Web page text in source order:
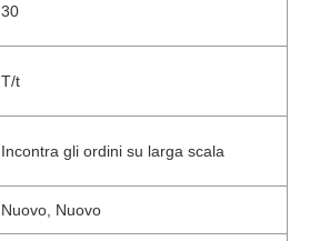
30
T/t
Incontra gli ordini su larga scala
Nuovo, Nuovo